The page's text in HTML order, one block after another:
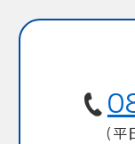
（